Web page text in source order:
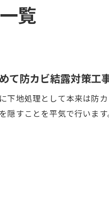
覧
て防カビ結露対策工
下地処理として本来は防
隠すことを平気で行いま